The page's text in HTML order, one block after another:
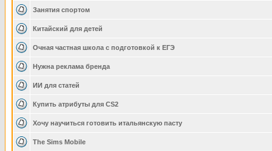
Занятия спортом
Китайский для детей
Очная частная школа с подготовкой к ЕГЭ
Нужна реклама бренда
ИИ для статей
Купить атрибуты для CS2
Хочу научиться готовить итальянскую пасту
The Sims Mobile